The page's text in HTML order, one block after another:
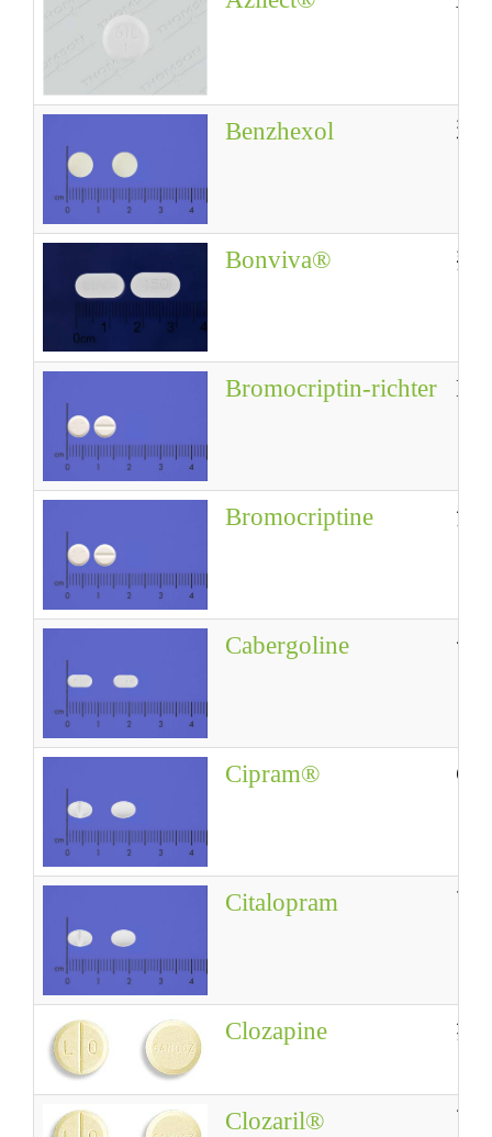
Benzhexol 苯
Bonviva® 邦
Bromocriptin-richter
Bromocriptine 溴
Cabergoline 卡
Cipram®
Citalopram 西
Clozapine 氯
Clozaril® 可